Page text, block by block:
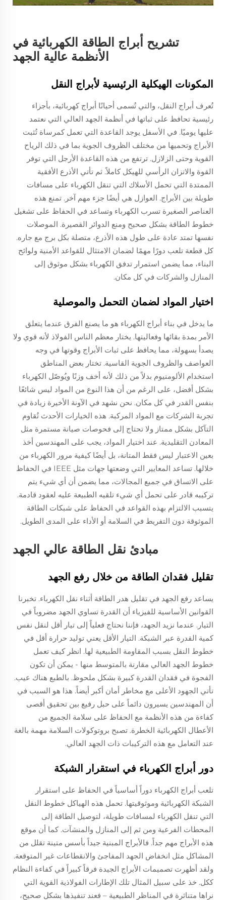
تشريح أبراج الطاقة الكهربائية في
الأنظمة عالية الجهد
المكونات الهيكلية الرئيسية لأبراج النقل
تُعرف أبراج النقل، والتي تُسمى أحيانًا أبراج كهربائية، بأجزاء
رئيسية تحافظ على ثباتها في أنظمة الجهد العالي التي نعتمد
عليها يوميًا. في الأسفل يوجد القاعدة التي تعمل كمرساة تُثبت
الأبراج وتحميها من مختلف الظروف الجوية بما في ذلك الرياح
القوية وحتى الزلازل. ترتفع من هذه القاعدة الأرجل التي توفر
القوة والاتزان الرأسي للهيكل كاملاً. ثم تأتي الأذرع الأفقية
الممتدة التي تحمل الأسلاك التي تنقل الكهرباء على مسافات
طويلة بين الأبراج. العوازل هي أيضًا جزء مهم آخر. تمنع هذه
العناصر الصغيرة تسرب الكهرباء وتساعد في الحفاظ على تشغيل
خطوط الطاقة بشكل صحيح ومنع الدوائر القصيرة. الموصلات
نفسها تمتد عادة على طول هذه الأذرع، متصلة بكل برج مع جاره.
كل قطعة تلعب دورًا مهمًا لضمان الامتثال للقواعد الأمنية ولوائح
البناء، مما يضمن استمرار تدفق الكهرباء بشكل موثوق إلى
المنازل والشركات في كل مكان.
اختيار المواد لضمان التحمل والموصلية
ما يدخل في بناء أبراج الكهرباء هو ما يصنع الفرق عندما يتعلق
الأمر بمدة بقائها وفعاليتها. يختار معظم الناس الفولاذ لأنه قوي ولا
يصدأ بسهولة، مما يحافظ على ثبات الأبراج وقوتها في وجه
العواصف والظروف الجوية القاسية. تختار بعض المناطق
استخدام الألومنيوم بدلاً من ذلك لأنه أخف وزنًا ويُوصّل الكهرباء
بشكل أفضل، على الرغم من أن هذا النوع من المواد ليس شائعًا
بنفس القدر في كل مكان. نحن نشهد في الآونة الأخيرة زيادة في
تجربة الشركات مع المواد المركبة. هذه الخيارات الأحدث تُقاوم
التآكل بشكل ممتاز ولا تحتاج إلى فحوصات صيانة مستمرة مثل
المعادن التقليدية. عند اختيار المواد، يجب على المهندسين أخذ
بعين الاعتبار ليس فقط المتانة، بل أيضًا كيفية مرور الكهرباء من
خلالها. تساعد المعايير التي وضعتها جهات مثل IEEE في الحفاظ
على الاتساق في جميع المجالات، مما يضمن أن أي شيء يتم
تركيبه قادر على تحمل أي شيء تلقيه الطبيعة عليه لعقود قادمة.
يتسبب الالتزام بهذه القواعد في الحفاظ على شبكات الطاقة
الموثوقة دون التفريط في السلامة أو الأداء على المدى الطويل.
مبادئ نقل الطاقة عالي الجهد
تقليل فقدان الطاقة من خلال رفع الجهد
يساعد رفع الجهد في تقليل هدر الطاقة أثناء نقل الكهرباء. تخبرنا
القوانين الأساسية للفيزياء أن القدرة تساوي الجهد مضروباً في
التيار. عندما نزيد الجهد، فإننا نحتاج فعلياً إلى تيار أقل لنقل نفس
كمية القدرة عبر الشبكة. التيار الأقل يعني توليد حرارة أقل في
خطوط النقل بسبب المقاومة الطبيعية لها. انظر كيف تعمل
خطوط الجهد العالي مقارنة بالمتوسط منها - يمكن أن تكون
الفجوة في فقدان القدرة كبيرة بشكل ملحوظ. بالطبع هناك عيب.
تأتي الجهود الأعلى مع مخاطر أمان أكبر أيضاً. هذا هو السبب في
أن المهندسين يسيرون دائماً على حبل رفيع بين تحقيق أقصى
كفاءة من هذه الأنظمة مع الحفاظ على سلامة الجميع من
الأعطال الكهربائية الخطرة. تصبح بروتوكولات السلامة مهمة بالغة
عند التعامل مع هذه التركيبات ذات الجهد العالي.
دور أبراج الكهرباء في استقرار الشبكة
تلعب أبراج الكهرباء دوراً أساسياً في الحفاظ على استقرار
الشبكة الكهربائية وموثوقيتها. تحمل هذه الهياكل خطوط النقل
التي تنقل الكهرباء لمسافات طويلة، لتوصيل الطاقة إلى
المحطات الفرعية ومن ثم إلى المنازل والمنشآت. كما أن موقع
هذه الأبراج مهم جداً. فالأبراج المبنية جيداً بأسس متينة تقلل من
المشاكل مثل انخفاض الجهد المفاجئ والانقطاعات غير المتوقعة.
ولقد أظهرت تصميمات الأبراج الجيدة فرقاً كبيراً في كفاءة النظام
ككل. خذ على سبيل المثال تلك الإطارات الفولاذية القوية التي
نراها متناثرة في المناظر الطبيعية – فعند تنفيذها بشكل صحيح،